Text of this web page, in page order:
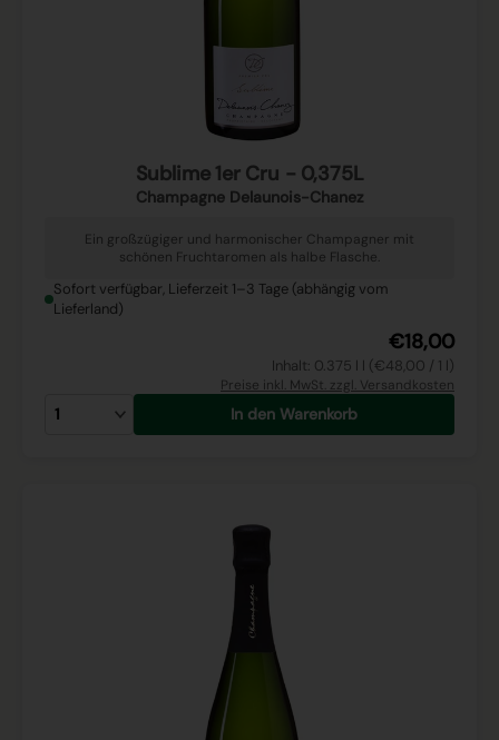
Sublime 1er Cru - 0,375L
Champagne Delaunois-Chanez
Ein großzügiger und harmonischer Champagner mit
schönen Fruchtaromen als halbe Flasche.
Sofort verfügbar, Lieferzeit 1–3 Tage (abhängig vom
Lieferland)
€18,00
Inhalt: 0.375 l l (€48,00 / 1 l)
Preise inkl. MwSt. zzgl. Versandkosten
In den Warenkorb